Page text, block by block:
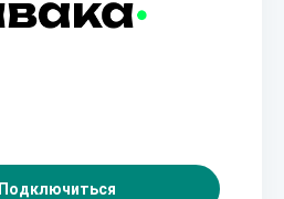
Подключиться